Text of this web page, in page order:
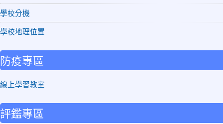
學校分機
學校地理位置
防疫專區
線上學習教室
評鑑專區